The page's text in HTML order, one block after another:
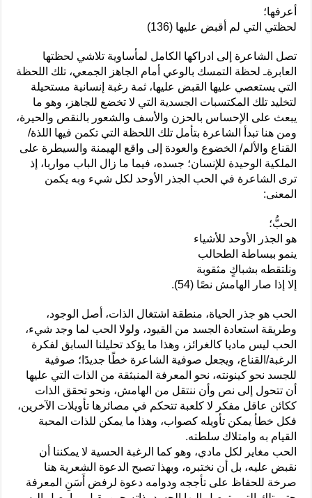
أعرفها؛
لحظتي التي لم أقبض عليها (136)
تصل الشاعرة إلى ادراكها الكامل لمأساوية تلاشي لحظتها
العابرةـ لحظة التمسك بالوعي أمام الجاهز الجمعي، تلك اللحظة
التي يستعصي عليها القبض عليها، ثمة رغبة إنسانية مستحيلة
لتخليد تلك المكتسبات الجسدية التي لا تخضع للجاهز، وهو ما
يبعث على الإحساس بالحزن والأسف والشعور بالنقص والحيرة،
ومن هنا تبدأ الشاعرة بتأمل تلك اللحظة التي تكمن فيها اللذة/
القناع والألم/ الخضوع والعودة إلى واقع الهيمنة والسيطرة على
الملكية الوحيدة للإنسان؛ جسده، فيما ما زال الباب مواربا، إذ
ترى الشاعرة في الحب الجذر الأوحد لكل شيء وبه يكمن
المعنى:
الحبُّ؛
هو الجذر الأوحد للأشياء
ينمو ببساطة الطحالب
ونلتقطه بشباكٍ مثقوبة
إلا إذا صار الهامش نصًا (54).
الحب هو جذر الحياة، منطقة اشتغال الذات، أصل الوجود،
وطريقة استعادة الجسد من القيود، ولولا الحب لما وجد شيء،
الحب ليس ماديا كالغرائز، وهذا ما يؤكد تحليلنا السابق لفكرة
الرغبة/القناع، ويجعل صوفية الشاعرة خطًا جديدًا؛ صوفية
للجسد نحو كينونته، نحو المعرفة المنبثقة من الذات التي عليها
أن تتحول إلى نص وأن ننتقل من الهامش، ونحو تحقق الذات
ككائن عاقل مفكر لا كلعبة تتحكم في مصائرها تأويلات الآخرين،
فكل خطأ يمكن تأويله كصواب، وهذا ما يمكن للذات المحبة
القيام به وامتلاك سلطته.
الحب مغاير لكل مادي، وهو كما الرغبة الحسية لا يمكننا أن
نقبض عليه، بل أن نختبره، وبهذا تصبح الدعوة الشعرية هنا
صرخة للحفاظ على تأججه ودوامه دعوة لرفض أَسَنِ المعرفة